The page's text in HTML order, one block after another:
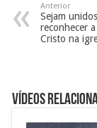
Anterior
Sejam
reconhecer
Cristo na
Vídeos